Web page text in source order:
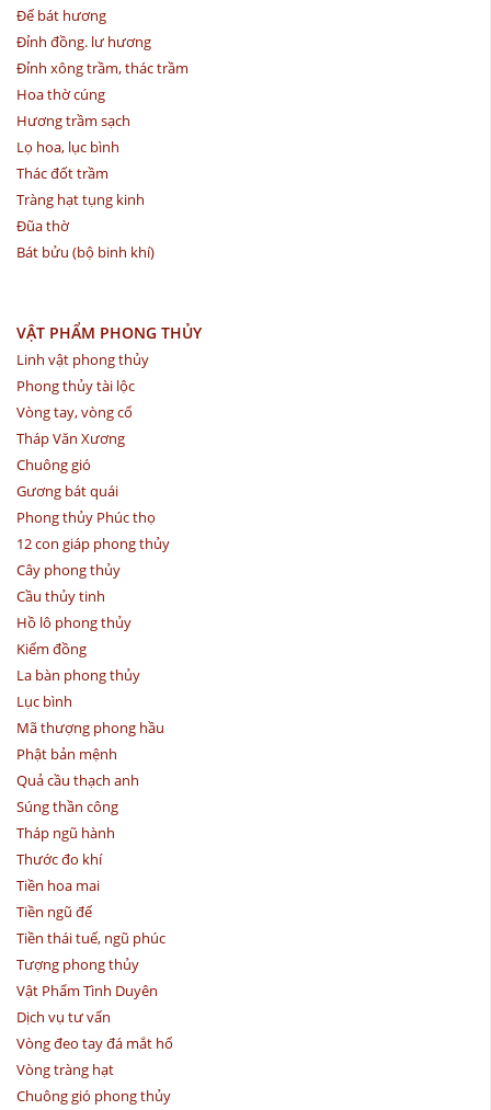
Đế bát hương
Đỉnh đồng. lư hương
Đỉnh xông trầm, thác trầm
Hoa thờ cúng
Hương trầm sạch
Lọ hoa, lục bình
Thác đốt trầm
Tràng hạt tụng kinh
Đũa thờ
Bát bửu (bộ binh khí)
VẬT PHẨM PHONG THỦY
Linh vật phong thủy
Phong thủy tài lộc
Vòng tay, vòng cổ
Tháp Văn Xương
Chuông gió
Gương bát quái
Phong thủy Phúc thọ
12 con giáp phong thủy
Cây phong thủy
Cầu thủy tinh
Hồ lô phong thủy
Kiếm đồng
La bàn phong thủy
Lục bình
Mã thượng phong hầu
Phật bản mệnh
Quả cầu thạch anh
Súng thần công
Tháp ngũ hành
Thước đo khí
Tiền hoa mai
Tiền ngũ đế
Tiền thái tuế, ngũ phúc
Tượng phong thủy
Vật Phẩm Tình Duyên
Dịch vụ tư vấn
Vòng đeo tay đá mắt hổ
Vòng tràng hạt
Chuông gió phong thủy